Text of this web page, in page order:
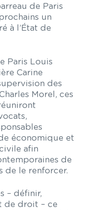
de Paris
un
à l’État de
Paris Louis
Carine
des
Morel, ces
économique et
afin
de
de le renforcer.
– définir,
de droit – ce